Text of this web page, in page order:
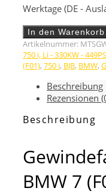
Werktage (DE -
Gewindefahrwerk
für
BMW
7
Street
Gold
Menge
In den Warenkorb
Artikelnummer:
750 i, Li - 330KW -
(F01), 750 i, BJB, BMW,
Beschreibung
Rezensionen
Beschreibung
BMW 7